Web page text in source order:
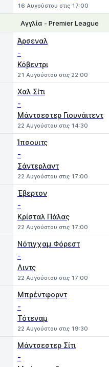
16 Αυγούστου στις 17:00
Αγγλία - Premier League
Άρσεναλ
-
Κόβεντρι
21 Αυγούστου στις 22:00
Χαλ Σίτι
-
Μάντσεστερ Γιουνάιτεντ
22 Αυγούστου στις 14:30
Ίπσουιτς
-
Σάντερλαντ
22 Αυγούστου στις 17:00
Έβερτον
-
Κρίσταλ Πάλας
22 Αυγούστου στις 17:00
Νότιγχαμ Φόρεστ
-
Λιντς
22 Αυγούστου στις 17:00
Μπρέντφορντ
-
Τότεναμ
22 Αυγούστου στις 19:30
Μάντσεστερ Σίτι
-